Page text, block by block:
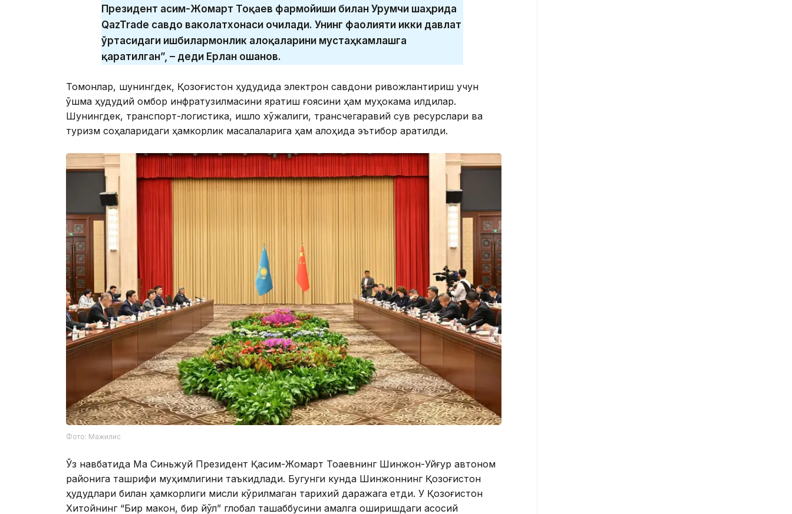
Президент Қасим-Жомарт Тоқаев фармойиши билан Урумчи шаҳрида
QazTrade савдо ваколатхонаси очилади. Унинг фаолияти икки давлат
ўртасидаги ишбилармонлик алоқаларини мустаҳкамлашга
қаратилган”, – деди Ерлан Қошанов.
Томонлар, шунингдек, Қозоғистон ҳудудида электрон савдони ривожлантириш учун
қўшма ҳудудий омбор инфратузилмасини яратиш ғоясини ҳам муҳокама қилдилар.
Шунингдек, транспорт-логистика, қишлоқ хўжалиги, трансчегаравий сув ресурслари ва
туризм соҳаларидаги ҳамкорлик масалаларига ҳам алоҳида эътибор қаратилди.
Фото: Мажилис
Ўз навбатида Ма Синьжуй Президент Қасим-Жомарт Тоқаевнинг Шинжон-Уйғур автоном
районига ташрифи муҳимлигини таъкидлади. Бугунги кунда Шинжоннинг Қозоғистон
ҳудудлари билан ҳамкорлиги мисли кўрилмаган тарихий даражага етди. У Қозоғистон
Хитойнинг “Бир макон, бир йўл” глобал ташаббусини амалга оширишдаги асосий